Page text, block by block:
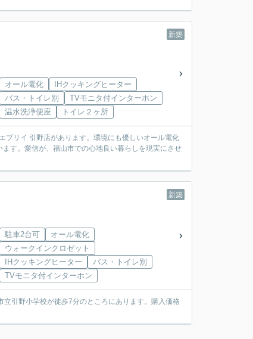
新築
オール電化
IHクッキングヒーター
バス・トイレ別
TVモニタ付インターホン
温水洗浄便座
トイレ２ヶ所
リイ 引野店があります。環境にも優しいオール電化
す。愛信が、福山市での心地良い暮らしを現実にさせ
新築
駐車2台可
オール電化
ウォークインクロゼット
IHクッキングヒーター
バス・トイレ別
TVモニタ付インターホン
引野小学校が徒歩7分のところにあります。購入価格